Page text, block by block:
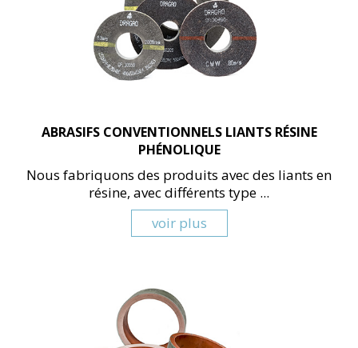
ABRASIFS CONVENTIONNELS LIANTS RÉSINE
PHÉNOLIQUE
Nous fabriquons des produits avec des liants en
résine, avec différents type ...
voir plus